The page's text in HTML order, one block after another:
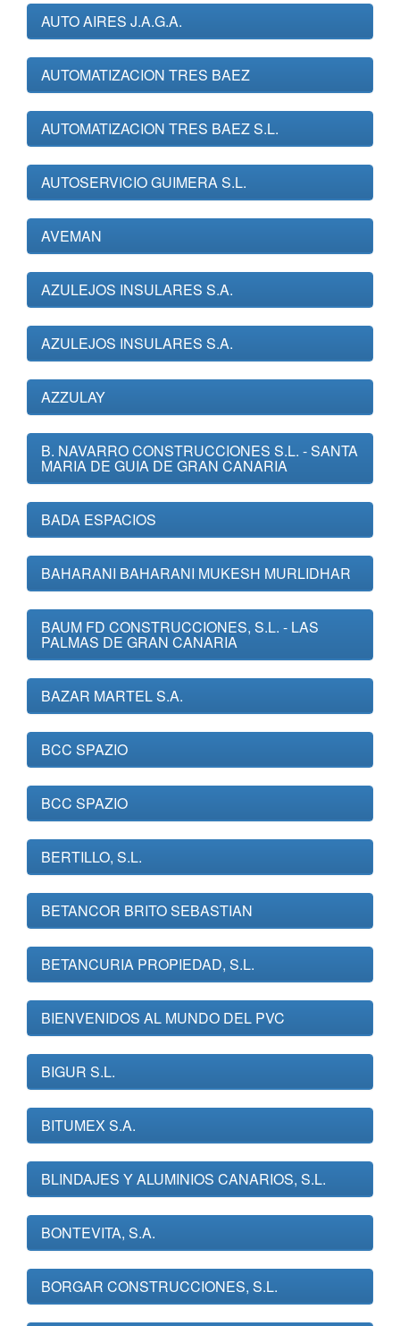
AUTO AIRES J.A.G.A.
AUTOMATIZACION TRES BAEZ
AUTOMATIZACION TRES BAEZ S.L.
AUTOSERVICIO GUIMERA S.L.
AVEMAN
AZULEJOS INSULARES S.A.
AZULEJOS INSULARES S.A.
AZZULAY
B. NAVARRO CONSTRUCCIONES S.L. - SANTA
MARIA DE GUIA DE GRAN CANARIA
BADA ESPACIOS
BAHARANI BAHARANI MUKESH MURLIDHAR
BAUM FD CONSTRUCCIONES, S.L. - LAS
PALMAS DE GRAN CANARIA
BAZAR MARTEL S.A.
BCC SPAZIO
BCC SPAZIO
BERTILLO, S.L.
BETANCOR BRITO SEBASTIAN
BETANCURIA PROPIEDAD, S.L.
BIENVENIDOS AL MUNDO DEL PVC
BIGUR S.L.
BITUMEX S.A.
BLINDAJES Y ALUMINIOS CANARIOS, S.L.
BONTEVITA, S.A.
BORGAR CONSTRUCCIONES, S.L.